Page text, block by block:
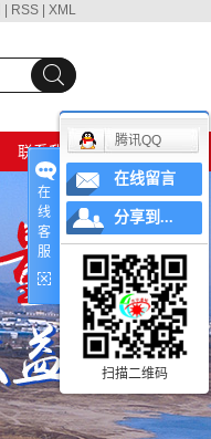
RSS XML
联系我们
在
线
客
服
腾讯QQ
在线留言
分享到...
扫描二维码